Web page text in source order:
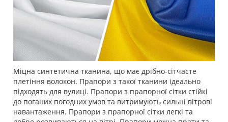
Міцна синтетична тканина, що має дрібно-сітчасте
плетіння волокон. Прапори з такої тканини ідеально
підходять для вулиці. Прапори з прапорної сітки стійкі
до поганих погодних умов та витримують сильні вітрові
навантаження. Прапори з прапорної сітки легкі та